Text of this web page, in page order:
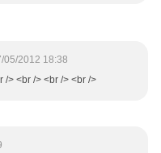
05/2012 18:38
/> <br /> <br /> <br />